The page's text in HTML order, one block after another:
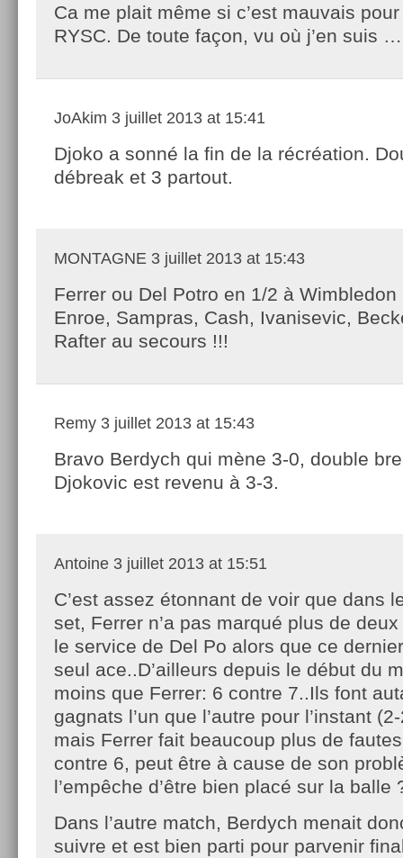
Ca me plait même si c’est mauvais
RYSC. De toute façon, vu où j’en suis …
JoAkim 3 juillet 2013 at 15:41
Djoko a sonné la fin de la récréation.
débreak et 3 partout.
MONTAGNE 3 juillet 2013 at 15:43
Ferrer ou Del Potro en 1/2 à Wimbledon
Enroe, Sampras, Cash, Ivanisevic,
Rafter au secours !!!
Remy 3 juillet 2013 at 15:43
Bravo Berdych qui mène 3-0, double
Djokovic est revenu à 3-3.
Antoine 3 juillet 2013 at 15:51
C’est assez étonnant de voir que dans
set, Ferrer n’a pas marqué plus de
le service de Del Po alors que ce dernier
seul ace..D’ailleurs depuis le début du
moins que Ferrer: 6 contre 7..Ils font
gagnats l’un que l’autre pour l’instant
mais Ferrer fait beaucoup plus de
contre 6, peut être à cause de son
l’empêche d’être bien placé sur la balle
Dans l’autre match, Berdych menait
suivre et est bien parti pour parvenir